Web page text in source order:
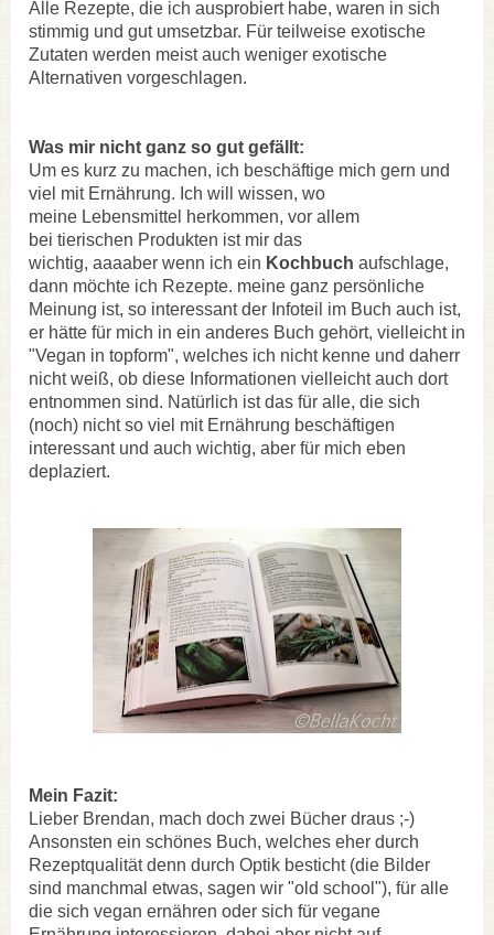
Alle Rezepte, die ich ausprobiert habe, waren in sich
stimmig und gut umsetzbar. Für teilweise exotische
Zutaten werden meist auch weniger exotische
Alternativen vorgeschlagen.
Was mir nicht ganz so gut gefällt:
Um es kurz zu machen, ich beschäftige mich gern und
viel mit Ernährung. Ich will wissen, wo
meine Lebensmittel herkommen, vor allem
bei tierischen Produkten ist mir das
wichtig, aaaaber wenn ich ein Kochbuch aufschlage,
dann möchte ich Rezepte. meine ganz persönliche
Meinung ist, so interessant der Infoteil im Buch auch ist,
er hätte für mich in ein anderes Buch gehört, vielleicht in
"Vegan in topform", welches ich nicht kenne und daherr
nicht weiß, ob diese Informationen vielleicht auch dort
entnommen sind. Natürlich ist das für alle, die sich
(noch) nicht so viel mit Ernährung beschäftigen
interessant und auch wichtig, aber für mich eben
deplaziert.
Mein Fazit:
Lieber Brendan, mach doch zwei Bücher draus ;-)
Ansonsten ein schönes Buch, welches eher durch
Rezeptqualität denn durch Optik besticht (die Bilder
sind manchmal etwas, sagen wir "old school"), für alle
die sich vegan ernähren oder sich für vegane